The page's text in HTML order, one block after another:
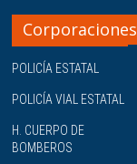
Corporaciones
POLICÍA ESTATAL
POLICÍA VIAL ESTATAL
H. CUERPO DE
BOMBEROS